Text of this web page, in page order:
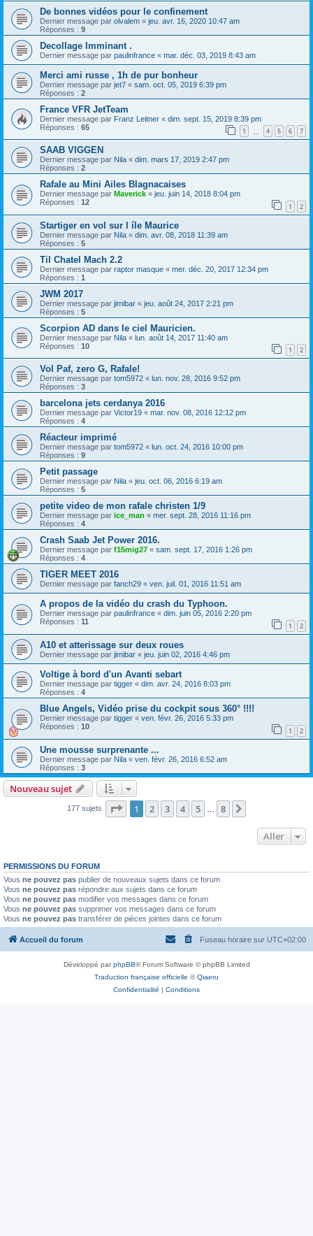
De bonnes vidéos pour le confinement
Dernier message par olvalem « jeu. avr. 16, 2020 10:47 am
Réponses : 9
Decollage Imminant .
Dernier message par paulinfrance « mar. déc. 03, 2019 8:43 am
Merci ami russe , 1h de pur bonheur
Dernier message par jet7 « sam. oct. 05, 2019 6:39 pm
Réponses : 2
France VFR JetTeam
Dernier message par Franz Leitner « dim. sept. 15, 2019 8:39 pm
Réponses : 65 1 4 5 6 7
SAAB VIGGEN
Dernier message par Nila « dim. mars 17, 2019 2:47 pm
Réponses : 2
Rafale au Mini Ailes Blagnacaises
Dernier message par Maverick « jeu. juin 14, 2018 8:04 pm
Réponses : 12 1 2
Startiger en vol sur l íle Maurice
Dernier message par Nila « dim. avr. 08, 2018 11:39 am
Réponses : 5
Til Chatel Mach 2.2
Dernier message par raptor masque « mer. déc. 20, 2017 12:34 pm
Réponses : 1
JWM 2017
Dernier message par jimibar « jeu. août 24, 2017 2:21 pm
Réponses : 5
Scorpion AD dans le ciel Mauricien.
Dernier message par Nila « lun. août 14, 2017 11:40 am
Réponses : 10 1 2
Vol Paf, zero G, Rafale!
Dernier message par tom5972 « lun. nov. 28, 2016 9:52 pm
Réponses : 3
barcelona jets cerdanya 2016
Dernier message par Victor19 « mar. nov. 08, 2016 12:12 pm
Réponses : 4
Réacteur imprimé
Dernier message par tom5972 « lun. oct. 24, 2016 10:00 pm
Réponses : 9
Petit passage
Dernier message par Nila « jeu. oct. 06, 2016 6:19 am
Réponses : 5
petite video de mon rafale christen 1/9
Dernier message par ice_man « mer. sept. 28, 2016 11:16 pm
Réponses : 4
Crash Saab Jet Power 2016.
Dernier message par f15mig27 « sam. sept. 17, 2016 1:26 pm
Réponses : 4
TIGER MEET 2016
Dernier message par fanch29 « ven. juil. 01, 2016 11:51 am
A propos de la vidéo du crash du Typhoon.
Dernier message par paulinfrance « dim. juin 05, 2016 2:20 pm
Réponses : 11 1 2
A10 et atterissage sur deux roues
Dernier message par jimibar « jeu. juin 02, 2016 4:46 pm
Voltige à bord d'un Avanti sebart
Dernier message par tigger « dim. avr. 24, 2016 8:03 pm
Réponses : 4
Blue Angels, Vidéo prise du cockpit sous 360° !!!!
Dernier message par tigger « ven. févr. 26, 2016 5:33 pm
Réponses : 10 1 2
Une mousse surprenante ...
Dernier message par Nila « ven. févr. 26, 2016 6:52 am
Réponses : 3
Nouveau sujet
177 sujets Page 1sur8
1 2 3 4 5 8
Aller
PERMISSIONS DU FORUM
Vous ne pouvez pas publier de nouveaux sujets dans ce forum
Vous ne pouvez pas répondre aux sujets dans ce forum
Vous ne pouvez pas modifier vos messages dans ce forum
Vous ne pouvez pas supprimer vos messages dans ce forum
Vous ne pouvez pas transférer de pièces jointes dans ce forum
Accueil du forum Fuseau horaire sur UTC+02:00
Développé parphpBB® Forum Software © phpBB Limited
Traduction française officielle ©Qiaeru
Confidentialité | Conditions